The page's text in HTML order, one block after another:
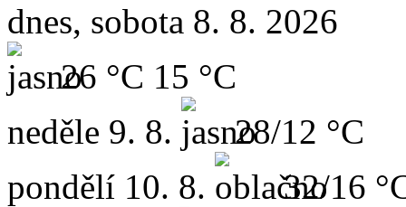
dnes, sobota 8. 8. 2026
26 °C 15 °C
neděle 9. 8.
28/12 °C
pondělí 10. 8. 32/16